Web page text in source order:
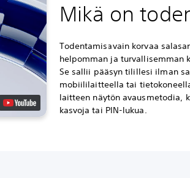
Mikä on
Todentamisavain korvaa
helpomman ja turvallisemman
Se sallii pääsyn tilillesi ilman
mobiililaitteella tai
laitteen näytön avausmetodia,
kasvoja tai PIN-lukua.